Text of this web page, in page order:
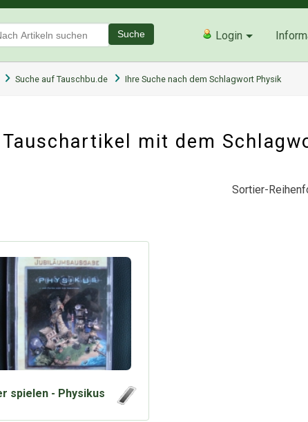
Suche Login
Suche auf Tauschbu.de Ihre Suche nach dem Schlagwort Physik
Tauschartikel mit dem
Sortier-
spielen - Physikus